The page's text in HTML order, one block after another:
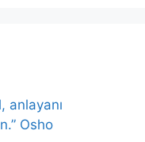
anlayanı
Osho